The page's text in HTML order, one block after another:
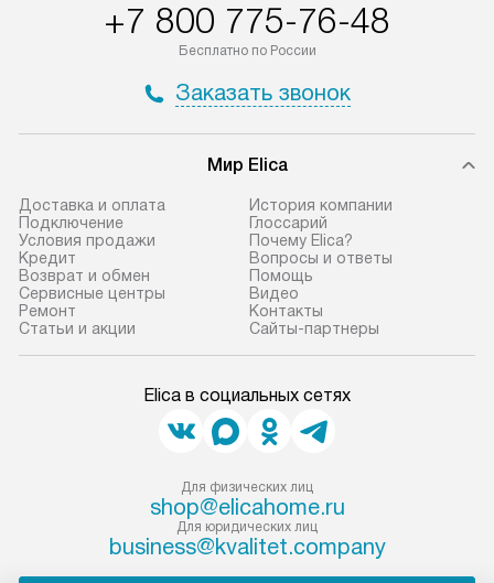
+7 800 775-76-48
Бесплатно по России
Заказать звонок
Мир Elica
Доставка и оплата
Подключение
Условия продажи
Кредит
Возврат и обмен
Сервисные центры
Ремонт
Статьи и акции
История компании
Глоссарий
Почему Elica?
Вопросы и ответы
Помощь
Видео
Контакты
Сайты-партнеры
Elica в социальных сетях
Для физических лиц
shop@elicahome.ru
Для юридических лиц
business@kvalitet.company